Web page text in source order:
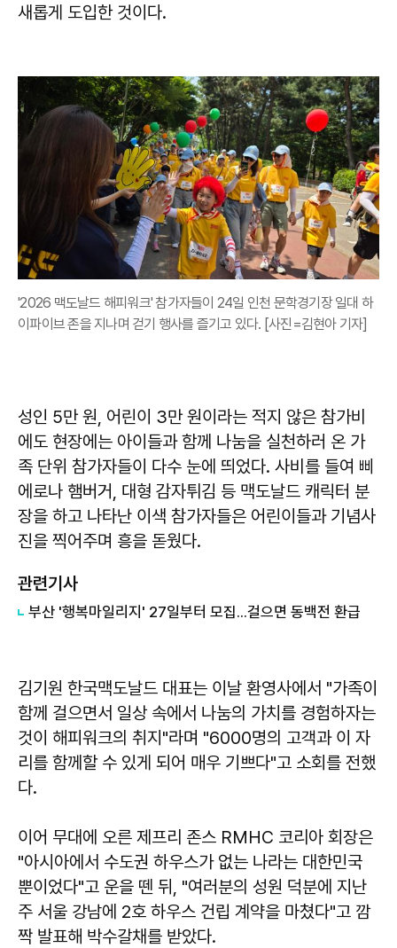
새롭게 도입한 것이다.
'2026 맥도날드 해피워크' 참가자들이 24일 인천 문학경기장 일대 하
이파이브 존을 지나며 걷기 행사를 즐기고 있다. [사진=김현아 기자]
성인 5만 원, 어린이 3만 원이라는 적지 않은 참가비
에도 현장에는 아이들과 함께 나눔을 실천하러 온 가
족 단위 참가자들이 다수 눈에 띄었다. 사비를 들여 삐
에로나 햄버거, 대형 감자튀김 등 맥도날드 캐릭터 분
장을 하고 나타난 이색 참가자들은 어린이들과 기념사
진을 찍어주며 흥을 돋웠다.
관련기사
부산 '행복마일리지' 27일부터 모집...걸으면 동백전 환급
김기원 한국맥도날드 대표는 이날 환영사에서 "가족이
함께 걸으면서 일상 속에서 나눔의 가치를 경험하자는
것이 해피워크의 취지"라며 "6000명의 고객과 이 자
리를 함께할 수 있게 되어 매우 기쁘다"고 소회를 전했
다.
이어 무대에 오른 제프리 존스 RMHC 코리아 회장은
"아시아에서 수도권 하우스가 없는 나라는 대한민국
뿐이었다"고 운을 뗀 뒤, "여러분의 성원 덕분에 지난
주 서울 강남에 2호 하우스 건립 계약을 마쳤다"고 깜
짝 발표해 박수갈채를 받았다.